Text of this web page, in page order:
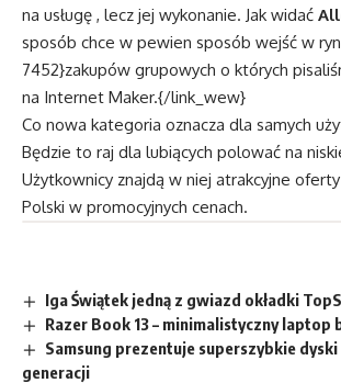
na usługę , lecz jej wykonanie. Jak widać
sposób chce w pewien sposób wejść w
7452}zakupów grupowych o których
na Internet Maker.{/link_wew}
Co nowa kategoria oznacza dla samych
Będzie to raj dla lubiących polować na
Użytkownicy znajdą w niej atrakcyjne oferty
Polski w promocyjnych cenach.
Iga Świątek jedną z gwiazd okładki
Razer Book 13 – minimalistyczny laptop
Samsung prezentuje superszybkie dyski
generacji